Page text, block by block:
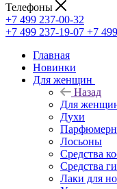
Телефоны
+7 499 237-00-32
+7 499 237-19-07 +7
Главная
Новинки
Для женщин
Назад
Для
Духи
Лосьоны
Средства
Средства
Лаки для